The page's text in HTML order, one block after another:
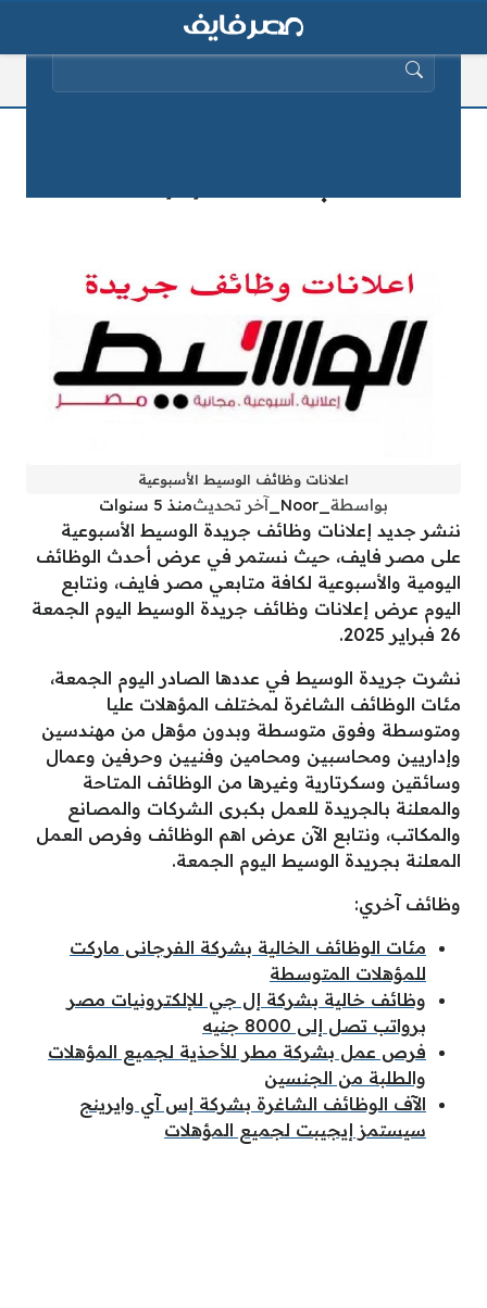
اعلانات وظائف الوسيط الأسبوعية
بواسطة آخر تحديثمنذ 5 سنوات
ننشر جديد إعلانات وظائف جريدة الوسيط الأسبوعية
على مصر فايف، حيث نستمر في عرض أحدث الوظائف
اليومية والأسبوعية لكافة متابعي مصر فايف، ونتابع
اليوم عرض إعلانات وظائف جريدة الوسيط اليوم الجمعة
26 فبراير 2025.
نشرت جريدة الوسيط في عددها الصادر اليوم الجمعة،
مئات الوظائف الشاغرة لمختلف المؤهلات عليا
ومتوسطة وفوق متوسطة وبدون مؤهل من مهندسين
وإداريين ومحاسبين ومحامين وفنيين وحرفين وعمال
وسائقين وسكرتارية وغيرها من الوظائف المتاحة
والمعلنة بالجريدة للعمل بكبرى الشركات والمصانع
والمكاتب، ونتابع الآن عرض اهم الوظائف وفرص العمل
المعلنة بجريدة الوسيط اليوم الجمعة.
وظائف آخري:
مئات الوظائف الخالية بشركة الفرجانى ماركت
للمؤهلات المتوسطة
وظائف خالية بشركة إل جي للإلكترونيات مصر
برواتب تصل إلى 8000 جنيه
فرص عمل بشركة مطر للأحذية لجميع المؤهلات
والطلبة من الجنسين
الآف الوظائف الشاغرة بشركة إس آي وايرينج
سيستمز إيجيبت لجميع المؤهلات
البحث عن: